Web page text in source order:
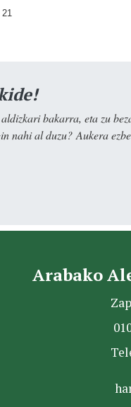
21
bakarra, eta zu
nahi al duzu? Aukera
Arabako